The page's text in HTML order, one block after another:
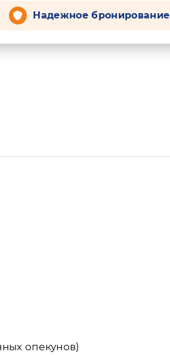
Надежное бронирование
опекунов)